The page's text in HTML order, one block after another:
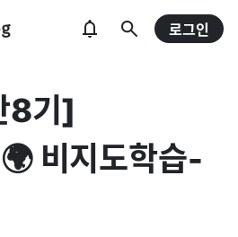
로그인
8기]
비지도학습-